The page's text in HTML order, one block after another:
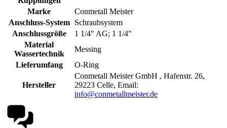
Marke
Conmetall Meister
Anschluss-System
Schraubsystem
Anschlussgröße
1 1/4" AG; 1 1/4"
Material
Wassertechnik
Messing
Lieferumfang
O-Ring
Hersteller
Conmetall Meister GmbH , Hafenstr. 26,
29223 Celle, Email:
info@conmetallmeister.de